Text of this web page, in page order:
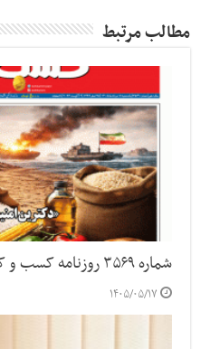
مطالب مرتبط
شماره ۳۵۶۹ روزنامه کسب و کار
۱۴۰۵/۰۵/۱۷